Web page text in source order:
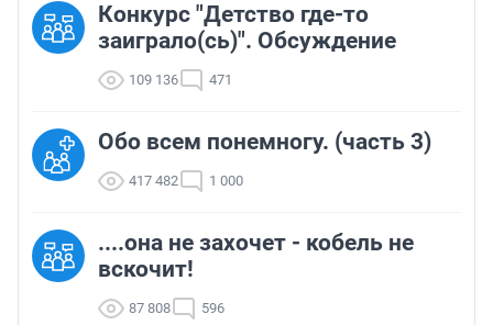
Конкурс "Детство где-то
заиграло(сь)". Обсуждение
109 136 471
Обо всем понемногу. (часть 3)
417 482 1 000
....она не захочет - кобель не
вскочит!
87 808 596